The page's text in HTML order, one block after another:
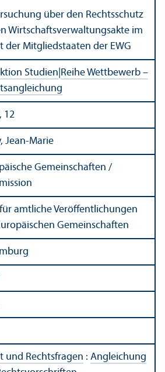
über den Rechts­schutz
Wirtschafts­verwaltungs­akte im
der Mitgliedstaaten der EWG
Studien Reihe Wettbewerb –
12
Jean-Marie
Gemeinschaften /
amtliche Veröffentlichungen
Gemeinschaften
und Rechts­fragen : Angleich­ung